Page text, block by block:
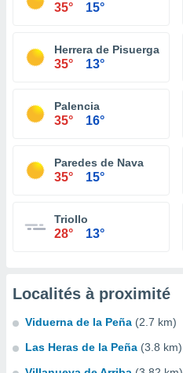
35° 15°
Herrera de Pisuerga
35° 13°
Palencia
35° 16°
Paredes de Nava
35° 15°
Triollo
28° 13°
Localités à proximité
Viduerna de la Peña (2.7 km)
Las Heras de la Peña (3.8 km)